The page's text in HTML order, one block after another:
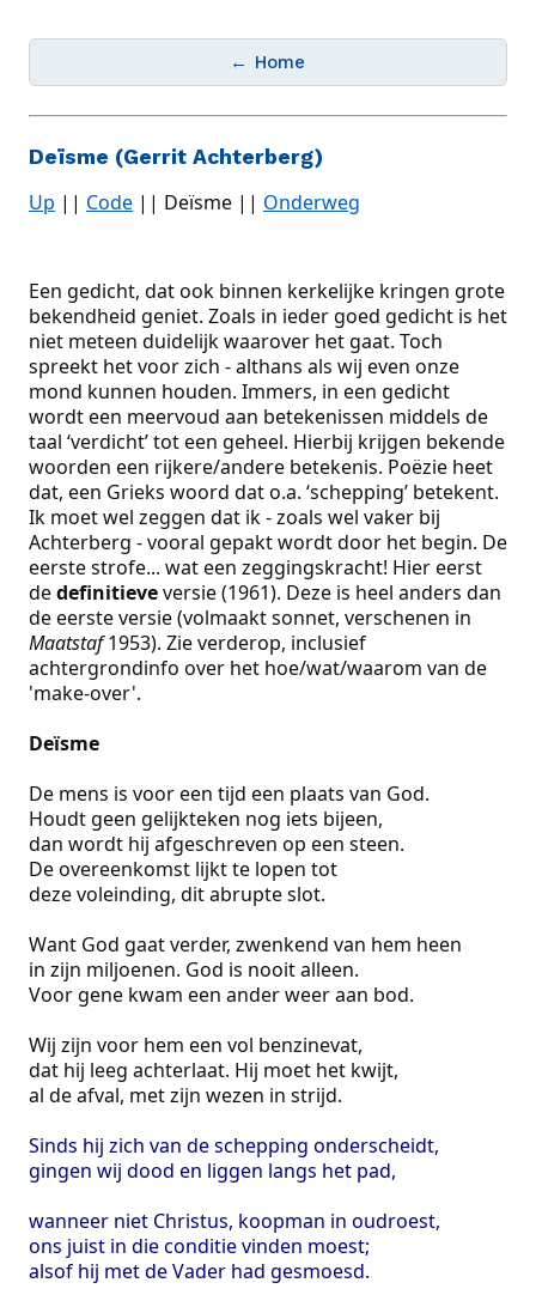
← Home
Deïsme (Gerrit Achterberg)
Up || Code || Deïsme || Onderweg
Een gedicht, dat ook binnen kerkelijke kringen grote
bekendheid geniet. Zoals in ieder goed gedicht is het
niet meteen duidelijk waarover het gaat. Toch
spreekt het voor zich - althans als wij even onze
mond kunnen houden. Immers, in een gedicht
wordt een meervoud aan betekenissen middels de
taal ‘verdicht’ tot een geheel. Hierbij krijgen bekende
woorden een rijkere/andere betekenis. Poëzie heet
dat, een Grieks woord dat o.a. ‘schepping’ betekent.
Ik moet wel zeggen dat ik - zoals wel vaker bij
Achterberg - vooral gepakt wordt door het begin. De
eerste strofe... wat een zeggingskracht! Hier eerst
dedefinitieveversie (1961). Deze is heel anders dan
de eerste versie (volmaakt sonnet, verschenen in
Maatstaf1953). Zie verderop, inclusief
achtergrondinfo over het hoe/wat/waarom van de
'make-over'.
Deïsme
De mens is voor een tijd een plaats van God.
Houdt geen gelijkteken nog iets bijeen,
dan wordt hij afgeschreven op een steen.
De overeenkomst lijkt te lopen tot
deze voleinding, dit abrupte slot.
Want God gaat verder, zwenkend van hem heen
in zijn miljoenen. God is nooit alleen.
Voor gene kwam een ander weer aan bod.
Wij zijn voor hem een vol benzinevat,
dat hij leeg achterlaat. Hij moet het kwijt,
al de afval, met zijn wezen in strijd.
Sinds hij zich van de schepping onderscheidt,
gingen wij dood en liggen langs het pad,
wanneer niet Christus, koopman in oudroest,
ons juist in die conditie vinden moest;
alsof hij met de Vader had gesmoesd.